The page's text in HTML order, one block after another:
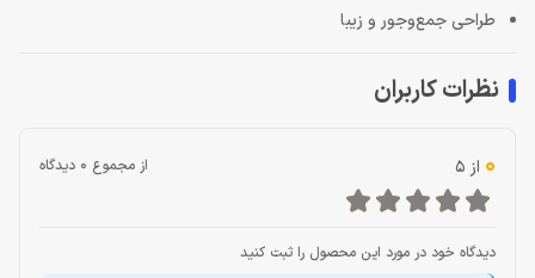
طراحی جمع‌وجور و زیبا
نظرات کاربران
0 از 5 از مجموع 0 دیدگاه
دیدگاه خود در مورد این محصول را ثبت کنید